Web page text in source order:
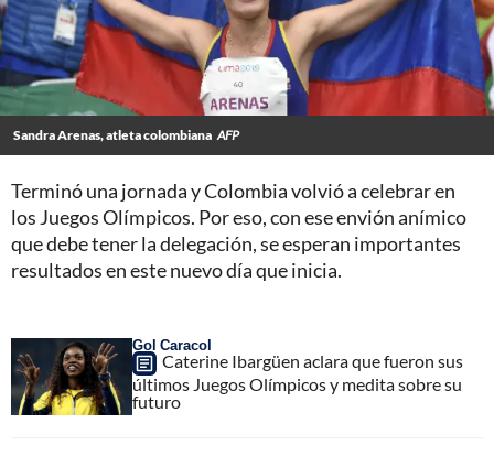
Sandra Arenas, atleta colombiana AFP
Terminó una jornada y Colombia volvió a celebrar en
los Juegos Olímpicos. Por eso, con ese envión anímico
que debe tener la delegación, se esperan importantes
resultados en este nuevo día que inicia.
Gol Caracol
Caterine Ibargüen aclara que fueron sus
últimos Juegos Olímpicos y medita sobre su
futuro